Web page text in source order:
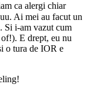
ca alergi chiar
Ai mei au facut un
Si i-am vazut cum
E drept, eu nu
o tura de IOR e